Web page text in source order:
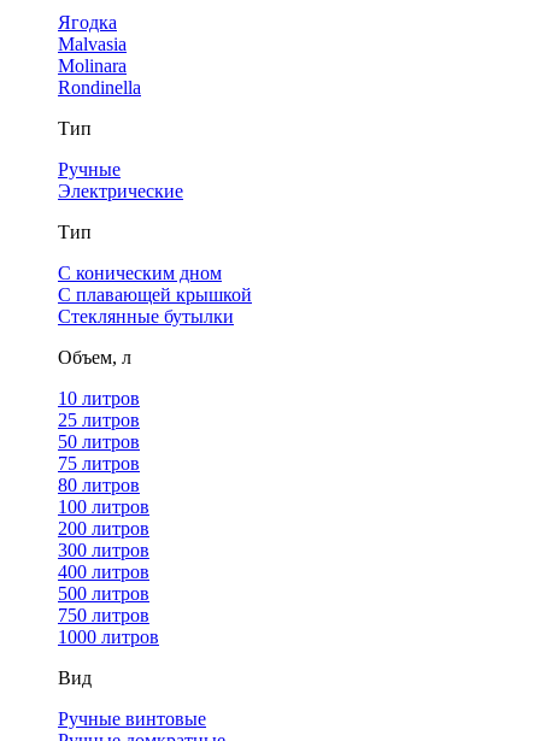
Ягодка
Malvasia
Molinara
Rondinella
Тип
Ручные
Электрические
Тип
С коническим дном
С плавающей крышкой
Стеклянные бутылки
Объем, л
10 литров
25 литров
50 литров
75 литров
80 литров
100 литров
200 литров
300 литров
400 литров
500 литров
750 литров
1000 литров
Вид
Ручные винтовые